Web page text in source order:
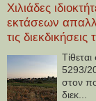
Χιλιάδες
εκτάσεων
τις
5293/
στον
διεκ...